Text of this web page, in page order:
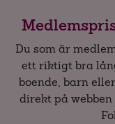
Du som är
ett riktigt bra
boende, barn
direkt på